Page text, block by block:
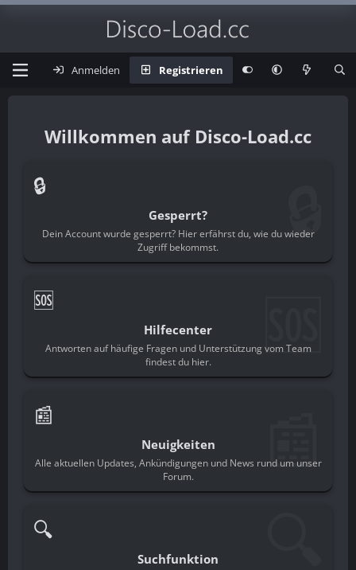
Anmelden Registrieren
Disco-Load.cc
🔒
Gesperrt?
Dein Account wurde gesperrt? Hier erfährst du, wie du wieder
Zugriff bekommst.
🔒
🆘
Hilfecenter
Antworten auf häufige Fragen und Unterstützung vom Team
findest du hier.
🆘
📰
Neuigkeiten
Alle aktuellen Updates, Ankündigungen und News rund um unser
Forum.
📰
🔍
Suchfunktion